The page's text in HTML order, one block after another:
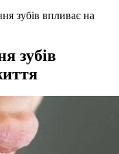
зубів впливає на
зубів